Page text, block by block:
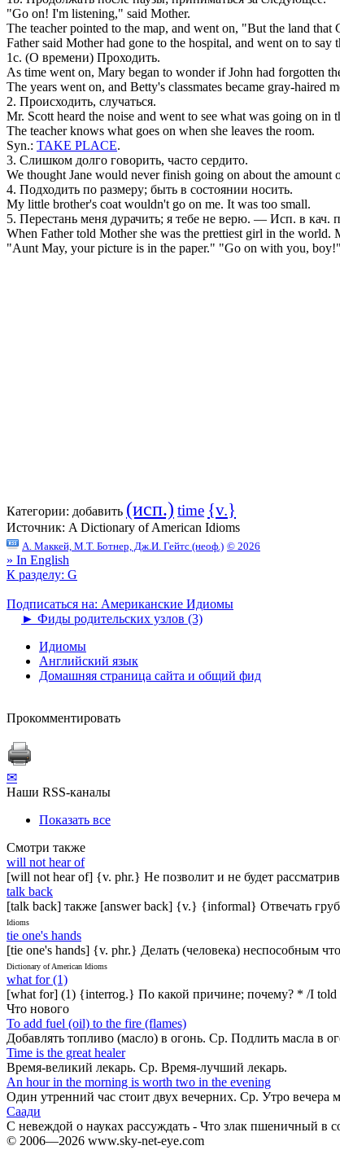
"Go on! I'm listening," said Mother.
The teacher pointed to the map, and went on, "But the land that
Father said Mother had gone to the hospital, and went on to say
1c. (О времени) Проходить.
As time went on, Mary began to wonder if John had forgotten
The years went on, and Betty's classmates became gray-haired
2. Происходить, случаться.
Mr. Scott heard the noise and went to see what was going on in
The teacher knows what goes on when she leaves the room.
Syn.: TAKE PLACE.
3. Слишком долго говорить, часто сердито.
We thought Jane would never finish going on about the amount
4. Подходить по размеру; быть в состоянии носить.
My little brother's coat wouldn't go on me. It was too small.
5. Перестань меня дурачить; я тебе не верю. — Исп. в кач.
When Father told Mother she was the prettiest girl in the world.
"Aunt May, your picture is in the paper." "Go on with you, boy!"
Категории: добавить (исп.) time {v.}
Источник: A Dictionary of American Idioms
А. Маккей, М.Т. Ботнер, Дж.И. Гейтс (неоф.) © 2026
» In English
К разделу: G
Подписаться на: Американские Идиомы
► Фиды родительских узлов (3)
Идиомы
Английский язык
Домашняя страница сайта и общий фид
Прокомментировать
✉
Наши RSS-каналы
Показать все
Смотри также
will not hear of
[will not hear of] {v. phr.} Не позволит и не будет
talk back
[talk back] также [answer back] {v.} {informal} Отвечать
Idioms
tie one's hands
[tie one's hands] {v. phr.} Делать (человека) неспособным
Dictionary of American Idioms
what for (1)
[what for] (1) {interrog.} По какой причине; почему? * /I
Что нового
То add fuel (oil) to the fire (flames)
Добавлять топливо (масло) в огонь. Ср. Подлить масла в
Time is the great healer
Время-великий лекарь. Ср. Время-лучший лекарь.
An hour in the morning is worth two in the evening
Один утренний час стоит двух вечерних. Ср. Утро
Саади
С невеждой о науках рассуждать - Что злак пшеничный в
© 2006—2026 www.sky-net-eye.com